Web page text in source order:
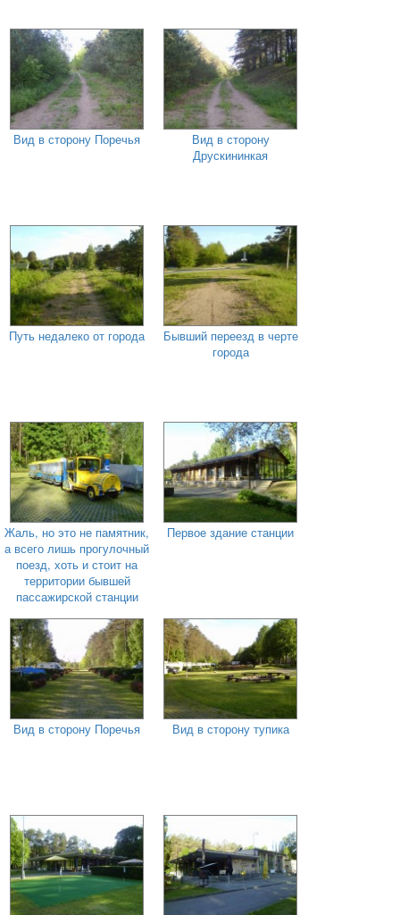
Вид в сторону Поречья
Вид в сторону
Друскининкая
Путь недалеко от города
Бывший переезд в черте
города
Жаль, но это не памятник,
а всего лишь прогулочный
поезд, хоть и стоит на
территории бывшей
пассажирской станции
Первое здание станции
Вид в сторону Поречья Вид в сторону тупика